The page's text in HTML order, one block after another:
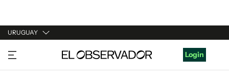
URUGUAY
URUGUAY
ARGENTINA
Login